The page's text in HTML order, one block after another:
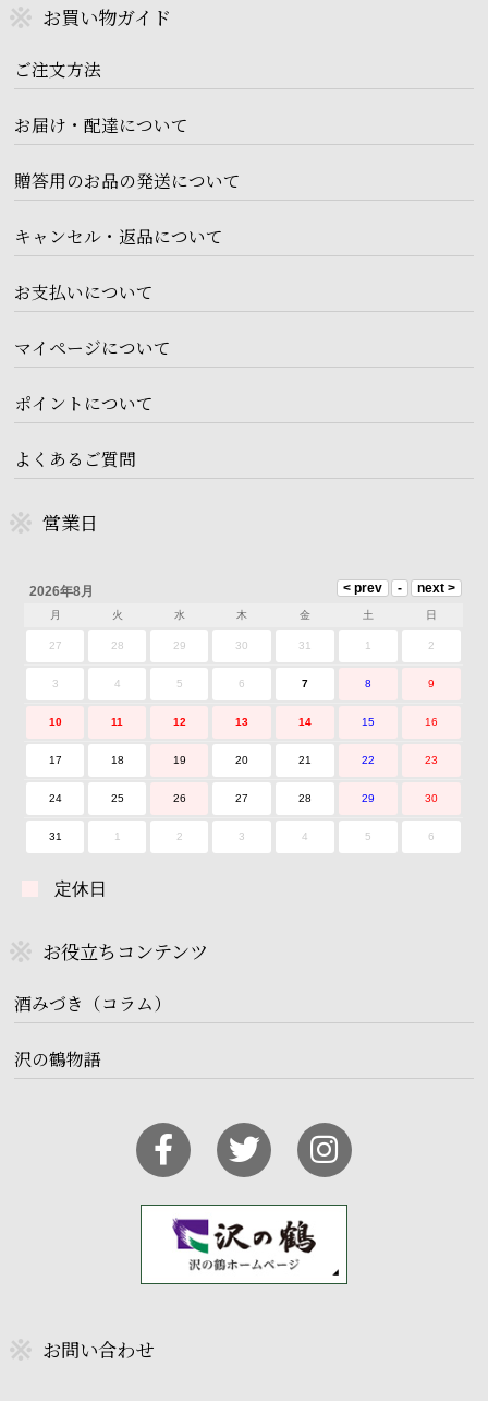
お買い物ガイド
ご注文方法
お届け・配達について
贈答用のお品の発送について
キャンセル・返品について
お支払いについて
マイページについて
ポイントについて
よくあるご質問
営業日
2026年8月
月 火 水 木 金 土 日
27 28 29 30 31 1 2
3 4 5 6 7 8 9
10 11 12 13 14 15 16
17 18 19 20 21 22 23
24 25 26 27 28 29 30
31 1 2 3 4 5 6
定休日
お役立ちコンテンツ
酒みづき（コラム）
沢の鶴物語
お問い合わせ